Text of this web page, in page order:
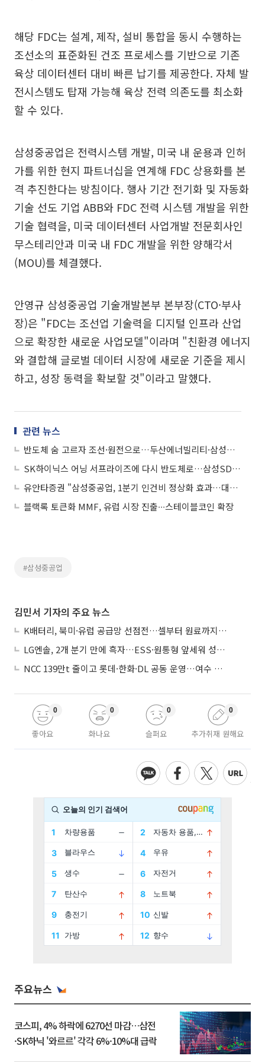
해당 FDC는 설계, 제작, 설비 통합을 동시 수행하는
조선소의 표준화된 건조 프로세스를 기반으로 기존
육상 데이터센터 대비 빠른 납기를 제공한다. 자체 발
전시스템도 탑재 가능해 육상 전력 의존도를 최소화
할 수 있다.
삼성중공업은 전력시스템 개발, 미국 내 운용과 인허
가를 위한 현지 파트너십을 연계해 FDC 상용화를 본
격 추진한다는 방침이다. 행사 기간 전기화 및 자동화
기술 선도 기업 ABB와 FDC 전력 시스템 개발을 위한
기술 협력을, 미국 데이터센터 사업개발 전문회사인
무스테리안과 미국 내 FDC 개발을 위한 양해각서
(MOU)를 체결했다.
안영규 삼성중공업 기술개발본부 본부장(CTO·부사
장)은 "FDC는 조선업 기술력을 디지털 인프라 산업
으로 확장한 새로운 사업모델"이라며 "친환경 에너지
와 결합해 글로벌 데이터 시장에 새로운 기준을 제시
하고, 성장 동력을 확보할 것"이라고 말했다.
관련 뉴스
반도체 숨 고르자 조선·원전으로…두산에너빌리티·삼성중공업 강세
SK하이닉스 어닝 서프라이즈에 다시 반도체로…삼성SDI·삼성중공업 등도 강세
유안타증권 "삼성중공업, 1분기 인건비 정상화 효과…대미 사업 방향성 확인"
블랙록 토큰화 MMF, 유럽 시장 진출∙∙∙스테이블코인 확장
#삼성중공업
김민서 기자의 주요 뉴스
K배터리, 북미·유럽 공급망 선점전…셀부터 원료까지 현지화
LG엔솔, 2개 분기 만에 흑자…ESS·원통형 앞세워 성장 가속
NCC 139만t 줄이고 롯데·한화·DL 공동 운영…여수 1호 본궤도
좋아요
0
화나요
0
슬퍼요
0
추가취재 원해요
0
주요뉴스
코스피, 4% 하락에 6270선 마감…삼전
·SK하닉 '와르르' 각각 6%·10%대 급락